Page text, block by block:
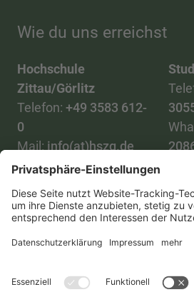
Wie du uns erreichst
Hochschule
Zittau/Görlitz
Telefon: +49 3583 612-
0
Mail: info(at)hszg.de
Alle Studiengänge
ImpressumBarrierefreiheit